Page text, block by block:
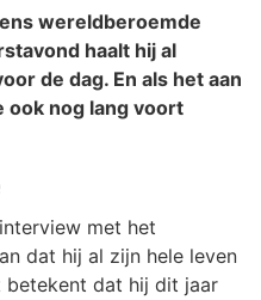
wereldberoemde
haalt hij al
de dag. En als het aan
ook nog lang voort
met het
dat hij al zijn hele leven
dat hij dit jaar